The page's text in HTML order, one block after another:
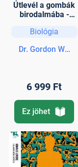
Útlevél a gombák
birodalmába -
kalaposgombák és
csoda varázslatos
Biológia
Dr. Gordon Walker
6 999 Ft
Ez jöhet